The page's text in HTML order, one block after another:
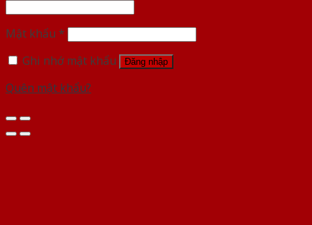
Mật khẩu *
Ghi nhớ mật khẩu
Đăng nhập
Quên mật khẩu?